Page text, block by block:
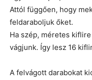
Attól függően, hogy
feldaraboljuk őket.
Ha szép, méretes
vágjunk. Így lesz 16
A felvágott darabokat